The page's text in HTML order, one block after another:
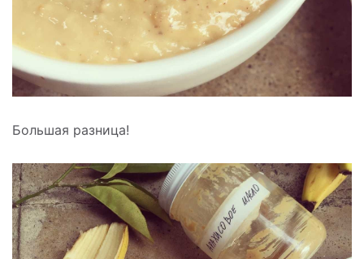
Большая разница!